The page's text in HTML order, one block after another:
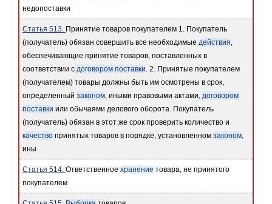
недопоставки
Статья 513. Принятие товаров покупателем 1. Покупатель
(получатель) обязан совершить все необходимые действия,
обеспечивающие принятие товаров, поставленных в
соответствии с договором поставки. 2. Принятые покупателем
(получателем) товары должны быть им осмотрены в срок,
определенный законом, иными правовыми актами, договором
поставки или обычаями делового оборота. Покупатель
(получатель) обязан в этот же срок проверить количество и
качество принятых товаров в порядке, установленном законом,
ины
Статья 514. Ответственное хранение товара, не принятого
покупателем